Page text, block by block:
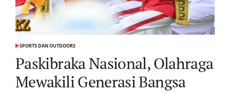
POSTED
SPORTS DAN OUTDOORS
Paskibraka Nasional, Olahraga
Mewakili Generasi Bangsa